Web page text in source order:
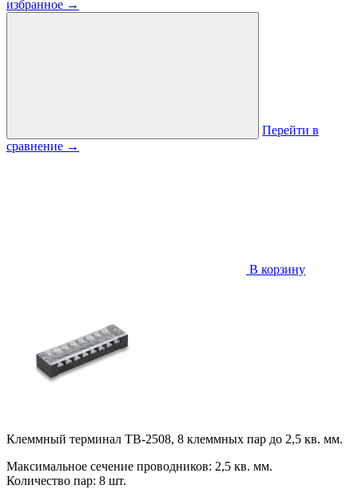
избранное →
Перейти в
сравнение →
В корзину
Клеммный терминал TB-2508, 8 клеммных пар до 2,5 кв. мм.
Максимальное сечение проводников: 2,5 кв. мм.
Количество пар: 8 шт.